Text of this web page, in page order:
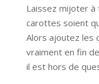
Laissez mijoter
carottes soient
Alors ajoutez les
vraiment en fin
il est hors de